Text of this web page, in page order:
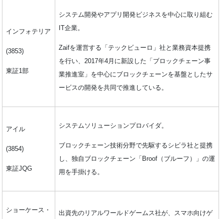
インフォテリア
(3853)
東証1部
システム開発やアプリ開発ビジネスを中心に取り組む
IT企業。
Zaifを運営する「テックビューロ」社と業務資本提携
を行い、2017年4月に新設した「ブロックチェーン事
業推進室」を中心にブロックチェーンを基盤としたサ
ービスの開発を共同で推進している。
アイル
(3854)
東証JQG
システムソリューションプロバイダ。
ブロックチェーン技術分野で先駆するシビラ社と提携
し、独自ブロックチェーン「Broof（ブルーフ）」の運
用を手掛ける。
ショーケース・
出資先のリアルワールドゲームス社が、スマホ向けゲ